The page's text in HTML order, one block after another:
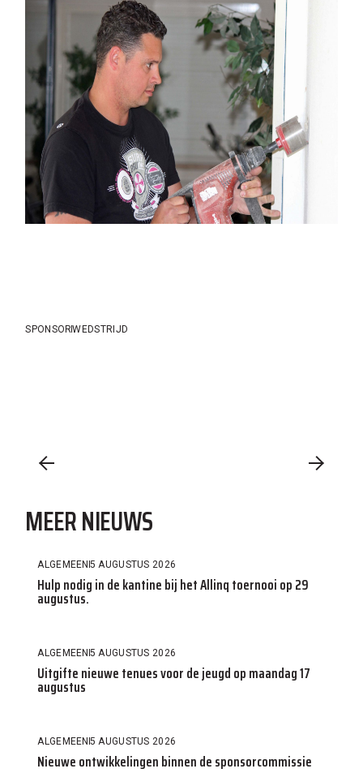
SPONSORWEDSTRIJD
MEER NIEUWS
ALGEMEEN5 AUGUSTUS 2026
Hulp nodig in de kantine bij het Allinq toernooi op 29
augustus.
ALGEMEEN5 AUGUSTUS 2026
Uitgifte nieuwe tenues voor de jeugd op maandag 17
augustus
ALGEMEEN5 AUGUSTUS 2026
Nieuwe ontwikkelingen binnen de sponsorcommissie